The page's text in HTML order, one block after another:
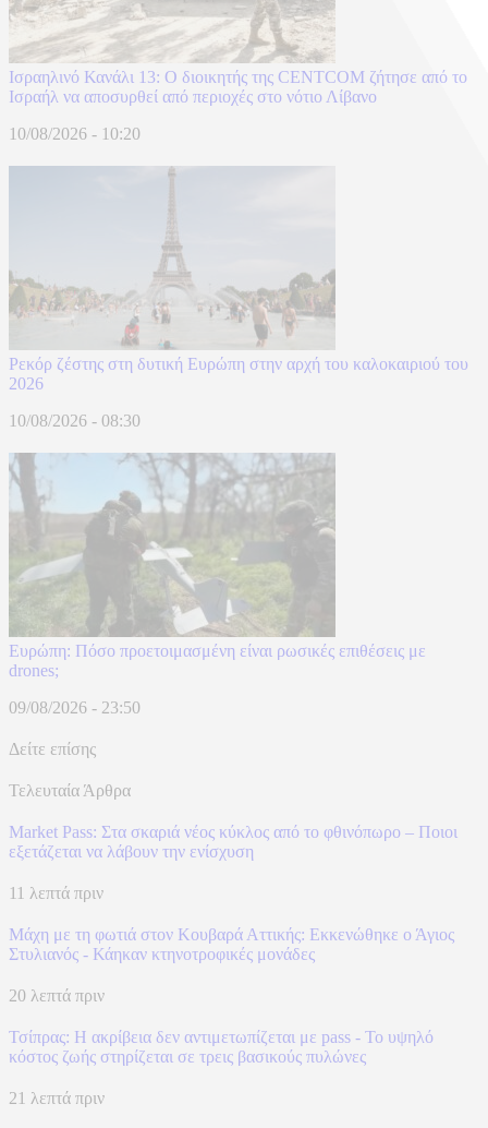
Ισραηλινό Κανάλι 13: Ο διοικητής της CENTCOM ζήτησε από το
Ισραήλ να αποσυρθεί από περιοχές στο νότιο Λίβανο
10/08/2026 - 10:20
Ρεκόρ ζέστης στη δυτική Ευρώπη στην αρχή του καλοκαιριού του
2026
10/08/2026 - 08:30
Ευρώπη: Πόσο προετοιμασμένη είναι ρωσικές επιθέσεις με
drones;
09/08/2026 - 23:50
Δείτε επίσης
Τελευταία Άρθρα
Market Pass: Στα σκαριά νέος κύκλος από το φθινόπωρο – Ποιοι
εξετάζεται να λάβουν την ενίσχυση
11 λεπτά πριν
Μάχη με τη φωτιά στον Κουβαρά Αττικής: Εκκενώθηκε ο Άγιος
Στυλιανός - Κάηκαν κτηνοτροφικές μονάδες
20 λεπτά πριν
Τσίπρας: Η ακρίβεια δεν αντιμετωπίζεται με pass - Το υψηλό
κόστος ζωής στηρίζεται σε τρεις βασικούς πυλώνες
21 λεπτά πριν